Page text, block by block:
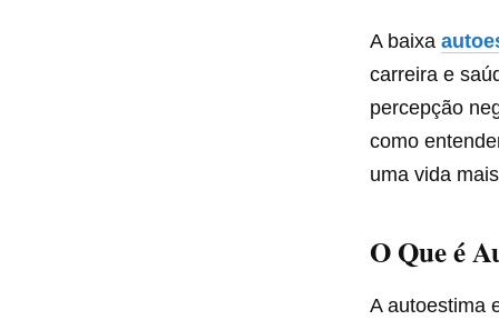
A baixa
carreira e
percepção
como
uma vida
O Que é
A autoestima